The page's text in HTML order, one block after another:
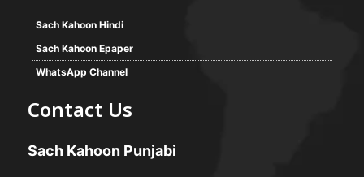
Sach Kahoon Hindi
Sach Kahoon Epaper
WhatsApp Channel
Contact Us
Sach Kahoon Punjabi